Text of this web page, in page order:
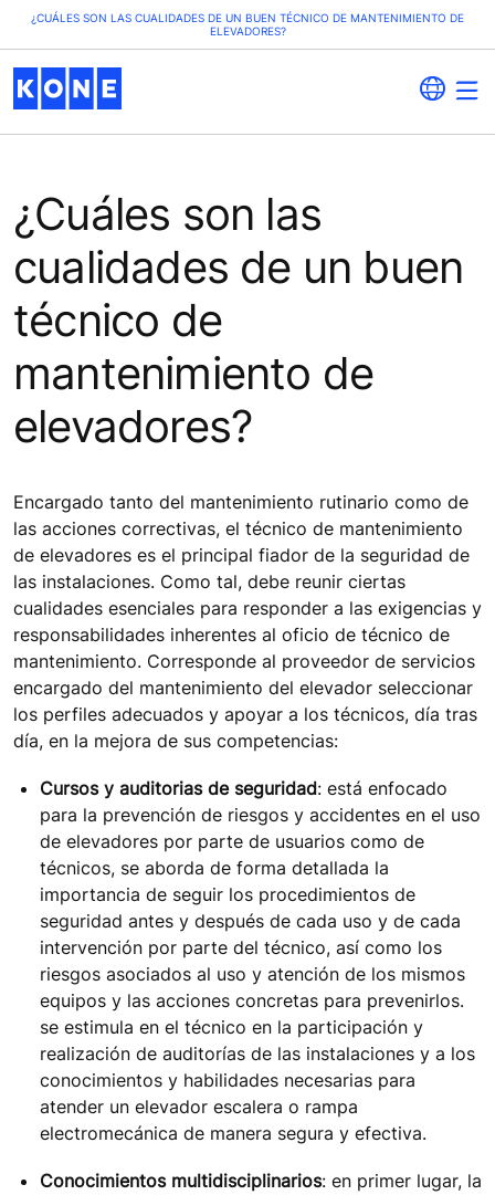
¿CUÁLES SON LAS CUALIDADES DE UN BUEN TÉCNICO DE MANTENIMIENTO DE
ELEVADORES?
¿Cuáles son las
cualidades de un buen
técnico de
mantenimiento de
elevadores?
Encargado tanto del mantenimiento rutinario como de
las acciones correctivas, el técnico de mantenimiento
de elevadores es el principal fiador de la seguridad de
las instalaciones. Como tal, debe reunir ciertas
cualidades esenciales para responder a las exigencias y
responsabilidades inherentes al oficio de técnico de
mantenimiento. Corresponde al proveedor de servicios
encargado del mantenimiento del elevador seleccionar
los perfiles adecuados y apoyar a los técnicos, día tras
día, en la mejora de sus competencias:
Cursos y auditorias de seguridad: está enfocado
para la prevención de riesgos y accidentes en el uso
de elevadores por parte de usuarios como de
técnicos, se aborda de forma detallada la
importancia de seguir los procedimientos de
seguridad antes y después de cada uso y de cada
intervención por parte del técnico, así como los
riesgos asociados al uso y atención de los mismos
equipos y las acciones concretas para prevenirlos.
se estimula en el técnico en la participación y
realización de auditorías de las instalaciones y a los
conocimientos y habilidades necesarias para
atender un elevador escalera o rampa
electromecánica de manera segura y efectiva.
Conocimientos multidisciplinarios: en primer lugar, la